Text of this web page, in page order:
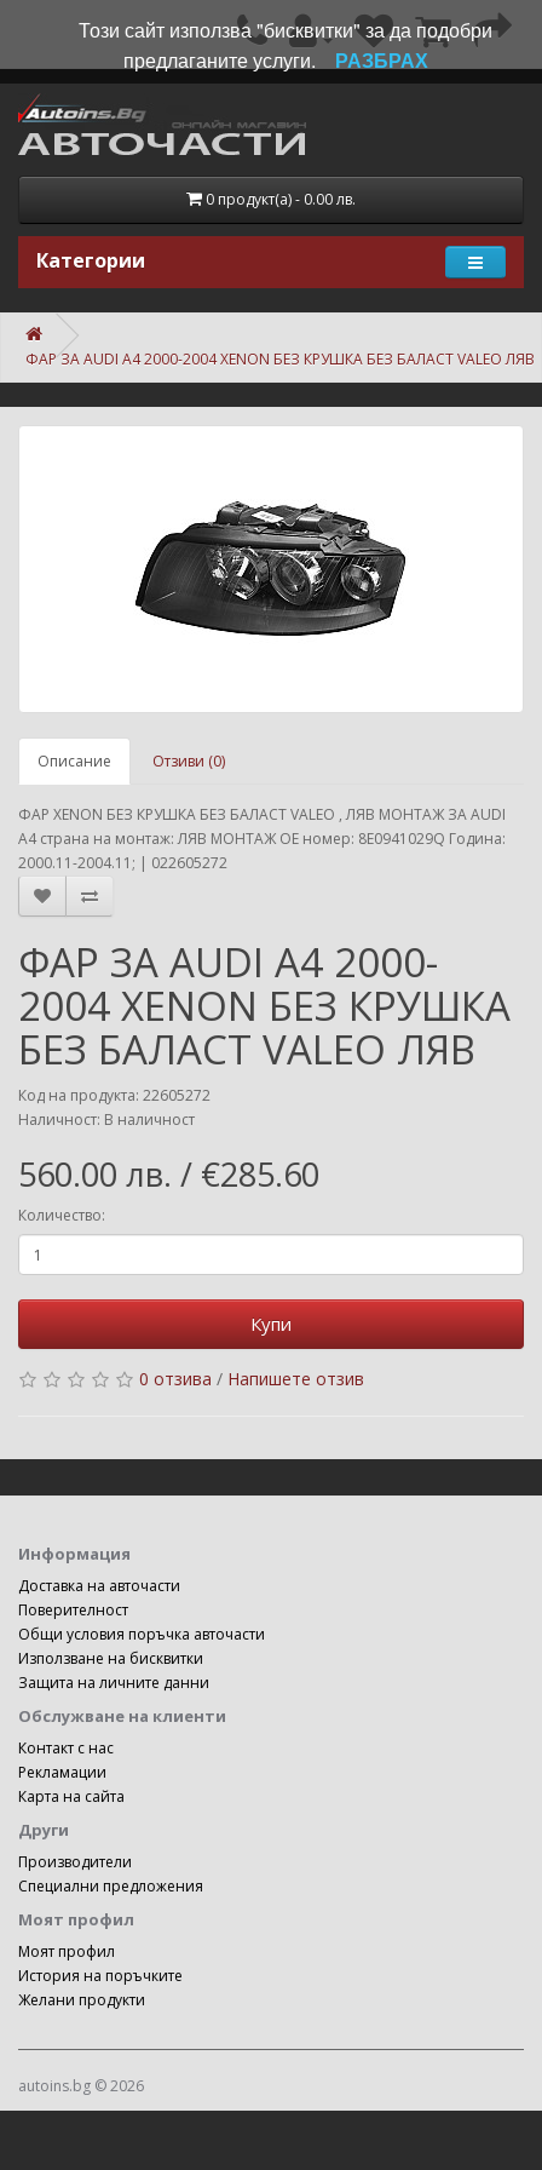
0 продукт(а) - 0.00 лв.
Категории
ФАР ЗА AUDI A4 2000-2004 XENON БЕЗ КРУШКА БЕЗ БАЛАСТ VALEO ЛЯВ
Описание Отзиви (0)
ФАР XENON БЕЗ КРУШКА БЕЗ БАЛАСТ VALEO , ЛЯВ МОНТАЖ ЗА AUDI
A4 страна на монтаж: ЛЯВ МОНТАЖ ОЕ номер: 8E0941029Q Година:
2000.11-2004.11; | 022605272
ФАР ЗА AUDI A4 2000-
2004 XENON БЕЗ КРУШКА
БЕЗ БАЛАСТ VALEO ЛЯВ
Код на продукта: 22605272
Наличност: В наличност
560.00 лв. / €285.60
Количество:
Купи
0 отзива / Напишете отзив
Информация
Доставка на авточасти
Поверителност
Общи условия поръчка авточасти
Използване на бисквитки
Защита на личните данни
Обслужване на клиенти
Контакт с нас
Рекламации
Карта на сайта
Други
Производители
Специални предложения
Моят профил
Моят профил
История на поръчките
Желани продукти
autoins.bg © 2026
Този сайт използва "бисквитки" за да подобри
предлаганите услуги.
РАЗБРАХ